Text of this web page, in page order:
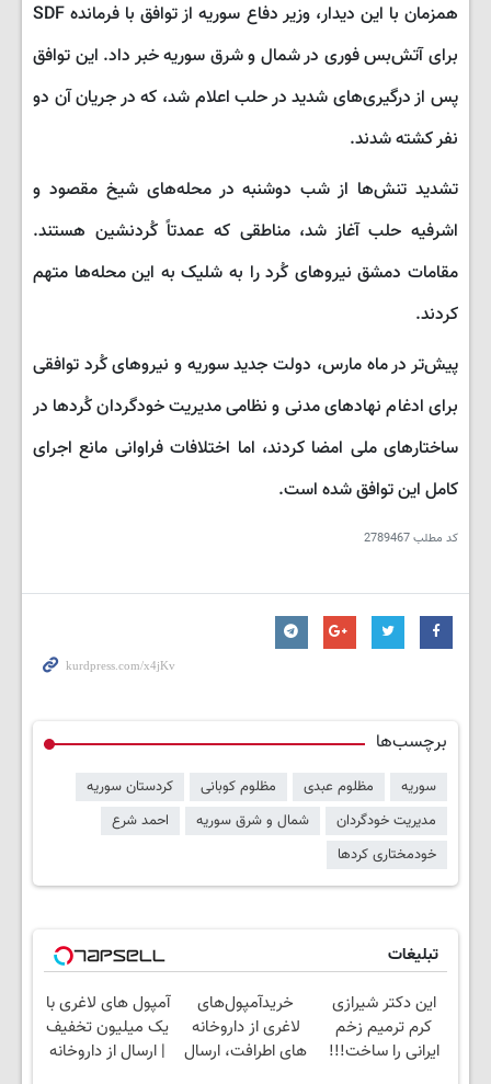
همزمان با این دیدار، وزیر دفاع سوریه از توافق با فرمانده SDF
برای آتش‌بس فوری در شمال و شرق سوریه خبر داد. این توافق
پس از درگیری‌های شدید در حلب اعلام شد، که در جریان آن دو
نفر کشته شدند.
تشدید تنش‌ها از شب دوشنبه در محله‌های شیخ مقصود و
اشرفیه حلب آغاز شد، مناطقی که عمدتاً کُردنشین هستند.
مقامات دمشق نیروهای کُرد را به شلیک به این محله‌ها متهم
کردند.
پیش‌تر در ماه مارس، دولت جدید سوریه و نیروهای کُرد توافقی
برای ادغام نهادهای مدنی و نظامی مدیریت خودگردان کُردها در
ساختارهای ملی امضا کردند، اما اختلافات فراوانی مانع اجرای
کامل این توافق شده است.
کد مطلب2789467
برچسب‌ها
سوریه مظلوم عبدی مظلوم کوبانی
کردستان سوریه
مدیریت خودگردان
شمال و شرق سوریه
احمد شرع
خودمختاری کردها
تبلیغات
این دکتر شیرازی
کرم ترمیم زخم
ایرانی را ساخت!!!
خریدآمپول‌های
لاغری از داروخانه
های اطرافت، ارسال
آمپول های لاغری با
یک میلیون تخفیف
| ارسال از داروخانه